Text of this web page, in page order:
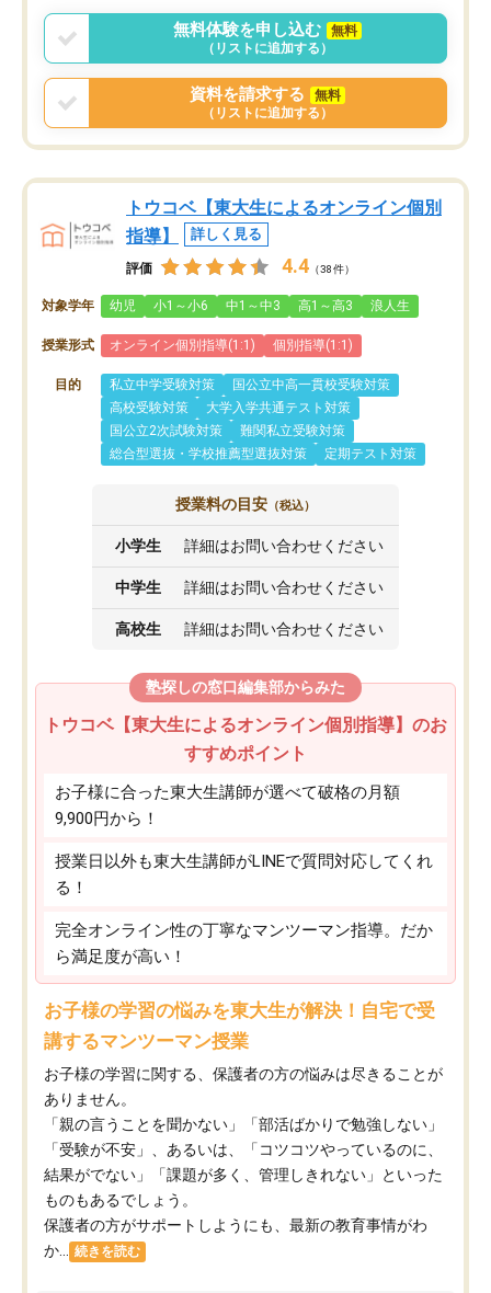
無料体験を申し込む
無料
（リストに追加する）
資料を請求する
無料
（リストに追加する）
トウコベ【東大生によるオンライン個別
指導】
詳しく見る
評価 4.4 （38件）
対象学年 幼児 小1～小6 中1～中3 高1～高3 浪人生
授業形式 オンライン個別指導(1:1) 個別指導(1:1)
目的 私立中学受験対策
国公立中高一貫校受験対策
高校受験対策
大学入学共通テスト対策
国公立2次試験対策
難関私立受験対策
総合型選抜・学校推薦型選抜対策
定期テスト対策
授業料の目安 （税込）
小学生 詳細はお問い合わせください
中学生 詳細はお問い合わせください
高校生 詳細はお問い合わせください
塾探しの窓口編集部からみた
トウコベ【東大生によるオンライン個別指導】のお
すすめポイント
お子様に合った東大生講師が選べて破格の月額
9,900円から！
授業日以外も東大生講師がLINEで質問対応してくれ
る！
完全オンライン性の丁寧なマンツーマン指導。だか
ら満足度が高い！
お子様の学習の悩みを東大生が解決！自宅で受
講するマンツーマン授業
お子様の学習に関する、保護者の方の悩みは尽きることが
ありません。
「親の言うことを聞かない」「部活ばかりで勉強しない」
「受験が不安」、あるいは、「コツコツやっているのに、
結果がでない」「課題が多く、管理しきれない」といった
ものもあるでしょう。
保護者の方がサポートしようにも、最新の教育事情がわ
か...
続きを読む